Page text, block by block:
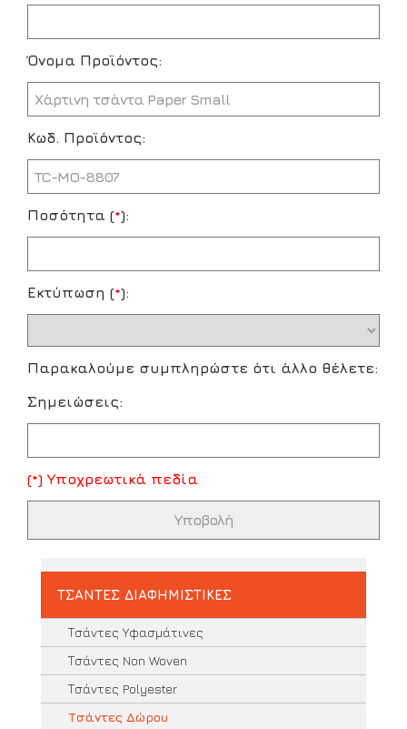
Όνομα Προϊόντος:
Κωδ. Προϊόντος:
Ποσότητα (*):
Εκτύπωση (*):
Παρακαλούμε συμπληρώστε ότι άλλο θέλετε:
Σημειώσεις:
(*) Υποχρεωτικά πεδία
ΤΣΑΝΤΕΣ ΔΙΑΦΗΜΙΣΤΙΚΕΣ
Τσάντες Υφασμάτινες
Τσάντες Non Woven
Τσάντες Polyester
Τσάντες Δώρου